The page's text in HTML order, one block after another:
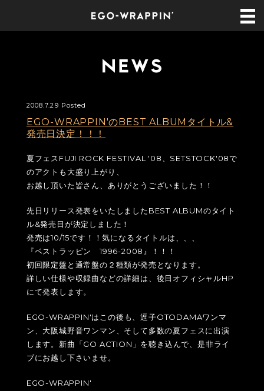
2008.7.29 Posted
EGO-WRAPPIN'のBEST ALBUMタイトル&
発売日決定！！！
夏フェスFUJI ROCK FESTIVAL '08、SETSTOCK'08で
のアクトも大盛り上がり、
お越し頂いた皆さん、ありがとうございました！！
先日リリース発表をいたしましたBEST ALBUMのタイト
ル&発売日が決定しました！
発売は10/15です！！気になるタイトルは、、、
『ベストラッピン 1996-2008』！！！
初回限定盤と通常盤の２種類が発売となります。
詳しい仕様や収録曲などの詳細は、後日オフィシャルHP
にて発表します。
EGO-WRAPPIN'はこの後も、逗子OTODAMAワンマ
ン、大阪城野音ワンマン、そして多数の夏フェスに出演
します。新曲「GO ACTION」を聴き込んで、是非ライ
ブにお越し下さいませ。
EGO-WRAPPIN'